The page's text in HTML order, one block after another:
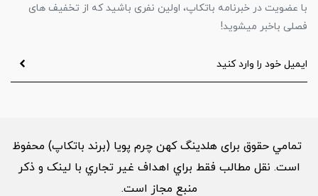
با عضویت در خبرنامه باتکاپ، اولین نفری باشید که از تخفیف های
فصلی باخبر میشوید!
تمامي حقوق برای هلدینگ کهن چرم پویا (برند باتکاپ) محفوظ
است. نقل مطالب فقط براي اهداف غير تجاري با لینک و ذکر
منبع مجاز است.